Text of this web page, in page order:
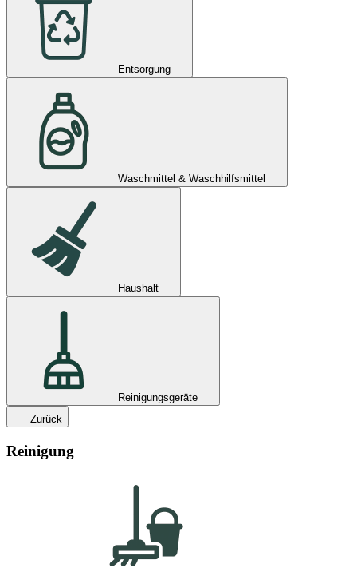
Entsorgung
Waschmittel & Waschhilfsmittel
Haushalt
Reinigungsgeräte
Zurück
Reinigung